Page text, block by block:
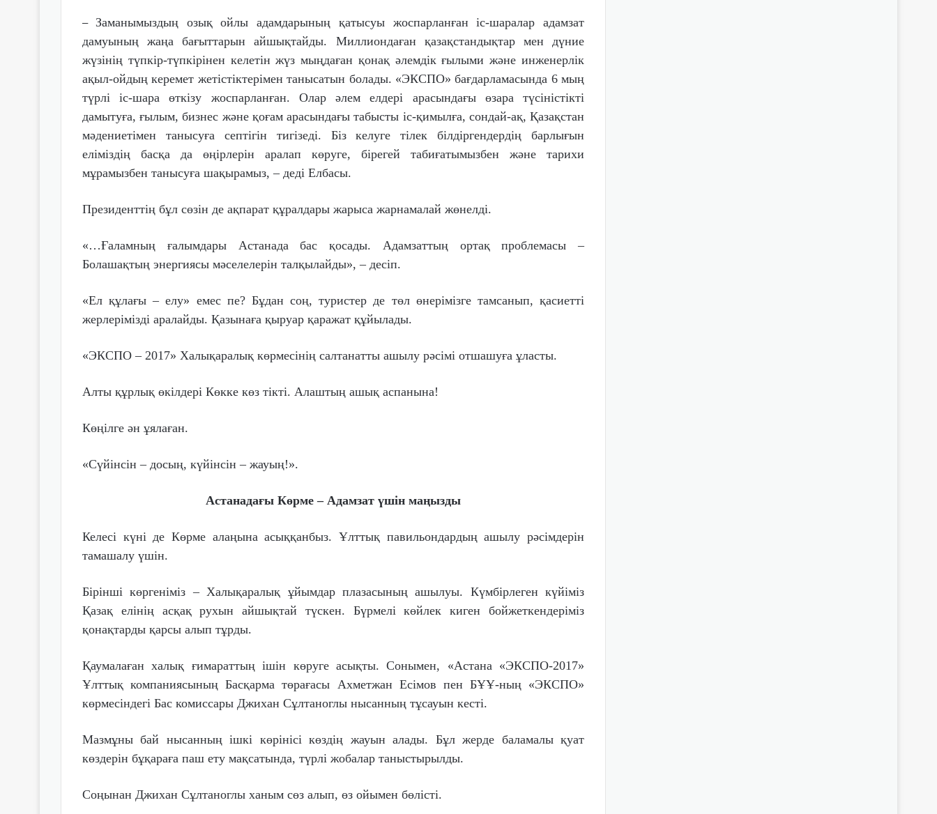
– Заманымыздың озық ойлы адамдарының қатысуы жоспарланған іс-шаралар адамзат
дамуының жаңа бағыттарын айшықтайды. Миллиондаған қазақстандықтар мен дүние
жүзінің түпкір-түпкірінен келетін жүз мыңдаған қонақ әлемдік ғылыми және инженерлік
ақыл-ойдың керемет жетістіктерімен танысатын болады. «ЭКСПО» бағдарламасында 6 мың
түрлі іс-шара өткізу жоспарланған. Олар әлем елдері арасындағы өзара түсіністікті
дамытуға, ғылым, бизнес және қоғам арасындағы табысты іс-қимылға, сондай-ақ, Қазақстан
мәдениетімен танысуға септігін тигізеді. Біз келуге тілек білдіргендердің барлығын
еліміздің басқа да өңірлерін аралап көруге, бірегей табиғатымызбен және тарихи
мұрамызбен танысуға шақырамыз, – деді Елбасы.
Президенттің бұл сөзін де ақпарат құралдары жарыса жарнамалай жөнелді.
«…Ғаламның ғалымдары Астанада бас қосады. Адамзаттың ортақ проблемасы –
Болашақтың энергиясы мәселелерін талқылайды», – десіп.
«Ел құлағы – елу» емес пе? Бұдан соң, туристер де төл өнерімізге тамсанып, қасиетті
жерлерімізді аралайды. Қазынаға қыруар қаражат құйылады.
«ЭКСПО – 2017» Халықаралық көрмесінің салтанатты ашылу рәсімі отшашуға ұласты.
Алты құрлық өкілдері Көкке көз тікті. Алаштың ашық аспанына!
Көңілге ән ұялаған.
«Сүйінсін – досың, күйінсін – жауың!».
Астанадағы Көрме – Адамзат үшін маңызды
Келесі күні де Көрме алаңына асыққанбыз. Ұлттық павильондардың ашылу рәсімдерін
тамашалу үшін.
Бірінші көргеніміз – Халықаралық ұйымдар плазасының ашылуы. Күмбірлеген күйіміз
Қазақ елінің асқақ рухын айшықтай түскен. Бүрмелі көйлек киген бойжеткендеріміз
қонақтарды қарсы алып тұрды.
Қаумалаған халық ғимараттың ішін көруге асықты. Сонымен, «Астана «ЭКСПО-2017»
Ұлттық компаниясының Басқарма төрағасы Ахметжан Есімов пен БҰҰ-ның «ЭКСПО»
көрмесіндегі Бас комиссары Джихан Сұлтаноглы нысанның тұсауын кесті.
Мазмұны бай нысанның ішкі көрінісі көздің жауын алады. Бұл жерде баламалы қуат
көздерін бұқараға паш ету мақсатында, түрлі жобалар таныстырылды.
Соңынан Джихан Сұлтаноглы ханым сөз алып, өз ойымен бөлісті.